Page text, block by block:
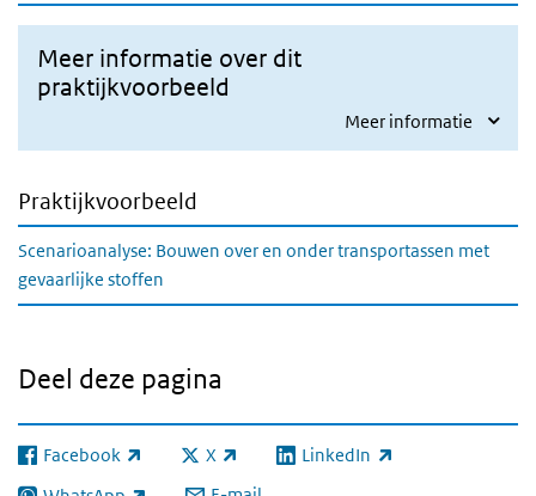
Meer informatie over dit
praktijkvoorbeeld
Meer informatie
Praktijkvoorbeeld
Scenarioanalyse: Bouwen over en onder transportassen met
gevaarlijke stoffen
Deel deze pagina
Facebook
(externe link) X
(externe link) LinkedIn
(externe link)